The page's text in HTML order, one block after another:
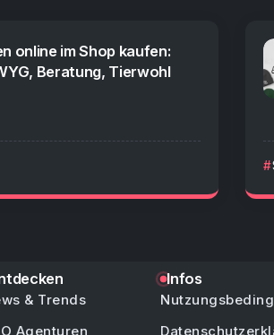
online im Shop kaufen:
Beratung, Tierwohl
& Trends
Agenturen
Infos